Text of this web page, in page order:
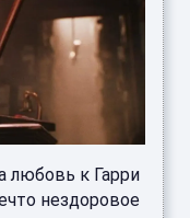
любовь к Гарри
нездоровое